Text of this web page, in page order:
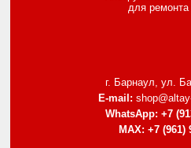
для
г. Барнаул, ул.
E-mail:
WhatsApp: +7
MAX: +7 (961)